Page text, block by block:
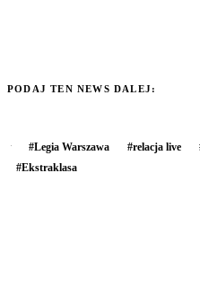
PODAJ TEN NEWS DALEJ:
#Legia Warszawa #relacja live
#Ekstraklasa